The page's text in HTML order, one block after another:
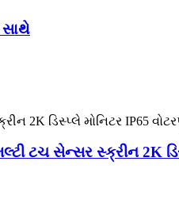
સાથે
ટચ સેન્સર સ્ક્રીન 2K